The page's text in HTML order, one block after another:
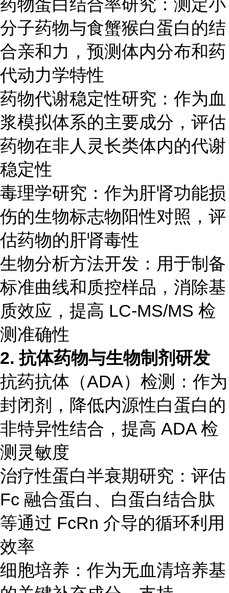
药物蛋白结合率研究：测定小
分子药物与食蟹猴白蛋白的结
合亲和力，预测体内分布和药
代动力学特性
药物代谢稳定性研究：作为血
浆模拟体系的主要成分，评估
药物在非人灵长类体内的代谢
稳定性
毒理学研究：作为肝肾功能损
伤的生物标志物阳性对照，评
估药物的肝肾毒性
生物分析方法开发：用于制备
标准曲线和质控样品，消除基
质效应，提高 LC-MS/MS 检
测准确性
2. 抗体药物与生物制剂研发
抗药抗体（ADA）检测：作为
封闭剂，降低内源性白蛋白的
非特异性结合，提高 ADA 检
测灵敏度
治疗性蛋白半衰期研究：评估
Fc 融合蛋白、白蛋白结合肽
等通过 FcRn 介导的循环利用
效率
细胞培养：作为无血清培养基